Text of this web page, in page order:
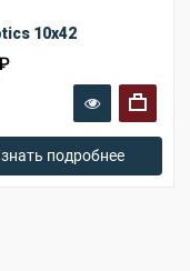
10x42
подробнее